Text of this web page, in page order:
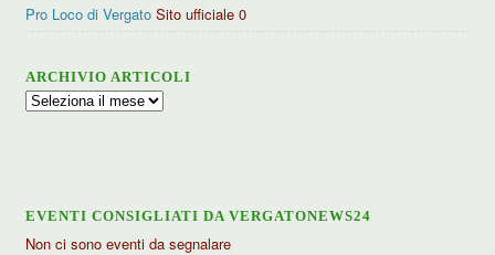
Pro Loco di Vergato Sito ufficiale 0
ARCHIVIO ARTICOLI
Archivio
EVENTI CONSIGLIATI DA VERGATONEWS24
Non ci sono eventi da segnalare